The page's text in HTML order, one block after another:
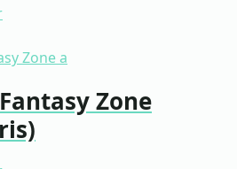
Zone